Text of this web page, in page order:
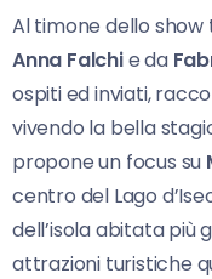
Al timone dello
Anna Falchie da
ospiti ed inviati,
vivendo la bella
propone un focus su
centro del Lago
dell’isola abitata più
attrazioni turistiche